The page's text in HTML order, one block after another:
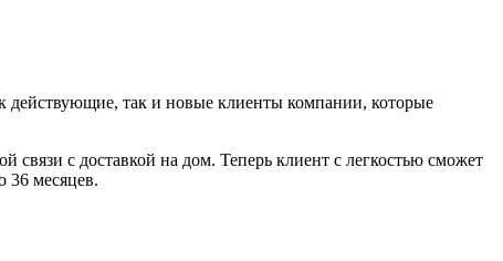
действующие, так и новые клиенты компании, которые
связи с доставкой на дом. Теперь клиент с легкостью сможет
36 месяцев.